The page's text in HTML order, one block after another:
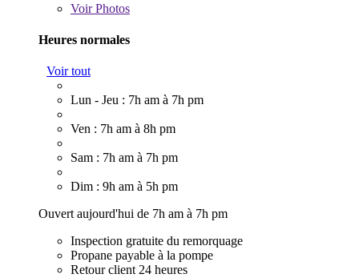
VoirPhotos
Heures normales
Voir tout
Lun - Jeu : 7h am à 7h pm
Ven : 7h am à 8h pm
Sam : 7h am à 7h pm
Dim : 9h am à 5h pm
Ouvert aujourd'hui de 7h am à 7h pm
Inspection gratuite du remorquage
Propane payable à la pompe
Retour client 24 heures